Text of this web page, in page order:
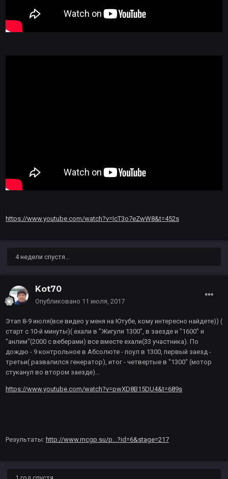
https://www.youtube.com/watch?v=IcT3o7eZwW8&t=452s
4 недели спустя...
Kot70
Опубликовано 11 июля, 2017
Этап 8-9 июля(все видео у меня на Ютубе, кому интересно найдете)) (
старт с 10-й минуты)( ехали в "Жигули 1300", в заезде и "1600" и
"анлим"(2000 с веберами) все вместе ехали(33 участника). По
дождю - 9 контрольное в Абсолюте - поул в 1300, первый заезд -
третьи( развалился генератор), итог - четвертые в "1300" (мотор
стуканул во втором заезде)...
https://www.youtube.com/watch?v=pwXD8B15DU4&t=689s
Результаты: http://www.mcgp.su/p...?id=6&stage=217